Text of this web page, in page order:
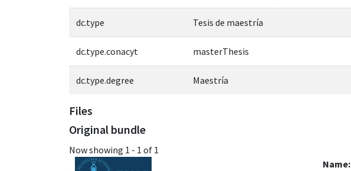
dc.type Tesis de maestría
dc.type.conacyt masterThesis
dc.type.degree Maestría
Files
Original bundle
Now showing 1 - 1 of 1
Name: